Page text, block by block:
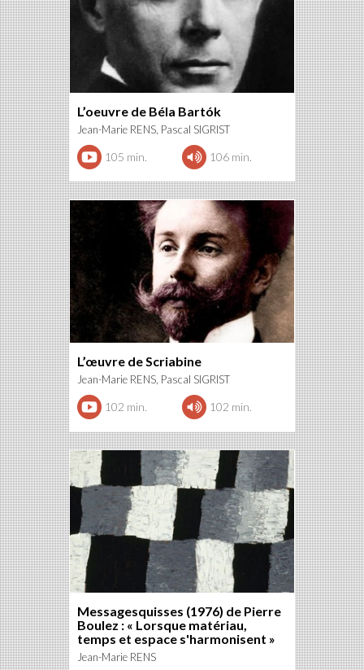
L’oeuvre de Béla Bartók
Jean-Marie RENS, Pascal SIGRIST
105 min. 106 min.
L’œuvre de Scriabine
Jean-Marie RENS, Pascal SIGRIST
102 min. 102 min.
Messagesquisses (1976) de Pierre
Boulez : « Lorsque matériau,
temps et espace s'harmonisent »
Jean-Marie RENS